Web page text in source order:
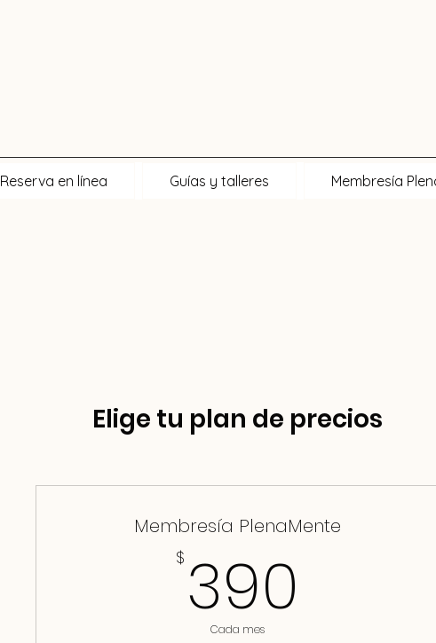
Reserva en línea Guías y talleres Membresía
Elige tu plan de precios
Membresía PlenaMente
$ 390
Cada mes